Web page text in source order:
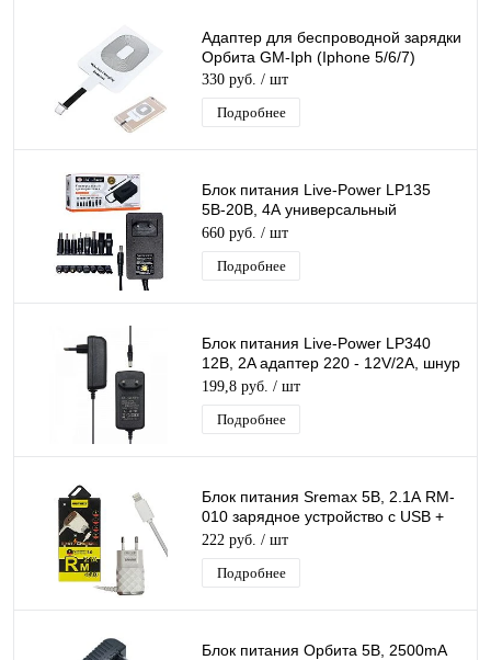
Адаптер для беспроводной зарядки
Орбита GM-Iph (Iphone 5/6/7)
330 руб. / шт
Подробнее
Блок питания Live-Power LP135
5В-20В, 4А универсальный
регулируемый 220 - 5V-20V/4A, 8
насадок
660 руб. / шт
Подробнее
Блок питания Live-Power LP340
12В, 2A адаптер 220 - 12V/2A, шнур
1 м, штекер 5.5*2,5 мм
199,8 руб. / шт
Подробнее
Блок питания Sremax 5В, 2.1А RM-
010 зарядное устройство с USB +
кабель Iphone 1,2 м черный
222 руб. / шт
Подробнее
Блок питания Орбита 5В, 2500mA